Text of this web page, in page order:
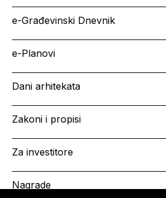
e-Građevinski Dnevnik
e-Planovi
Dani arhitekata
Zakoni i propisi
Za investitore
Nagrade